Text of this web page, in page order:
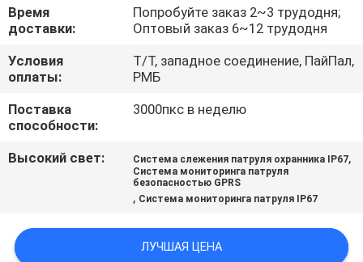
НОВОСТИ
VR
САЙТА
POLICY
Время
доставки:
Попробуйте заказ 2~3 трудодня;
Оптовый заказ 6~12 трудодня
Условия
оплаты:
Т/Т, западное соединение, ПайПал,
РМБ
Поставка
способности:
3000пкс в неделю
Высокий свет: Система слежения патруля охранника IP67,
Система мониторинга патруля
безопасностью GPRS
, Система мониторинга патруля IP67
ЛУЧШАЯ ЦЕНА